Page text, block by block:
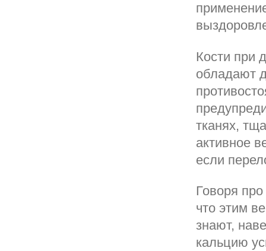
Кости при
обладают
тканях,
активное
если
Говоря
что этим
знают,
кальцию